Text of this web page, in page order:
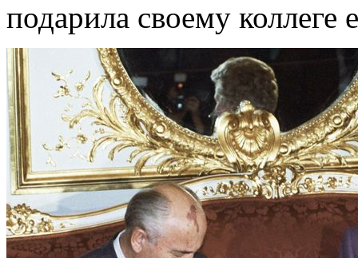
подарила своему коллеге